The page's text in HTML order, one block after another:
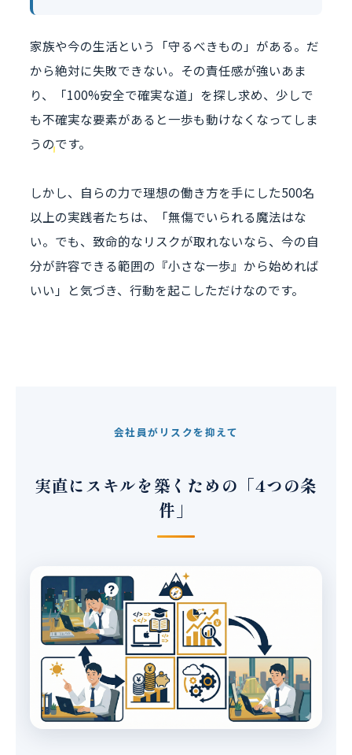
家族や今の生活という「守るべきもの」がある。だ
から絶対に失敗できない。その責任感が強いあま
り、
「100%安全で確実な道」を探し求め、少しで
も不確実な要素があると一歩も動けなくなってしま
うのです。
しかし、自らの力で理想の働き方を手にした500名
以上の実践者たちは、「無傷でいられる魔法はな
い。でも、致命的なリスクが取れないなら、今の自
分が許容できる範囲の『小さな一歩』から始めれば
いい」と気づき、行動を起こしただけなのです。
会社員がリスクを抑えて
実直にスキルを築くための「4つの条
件」